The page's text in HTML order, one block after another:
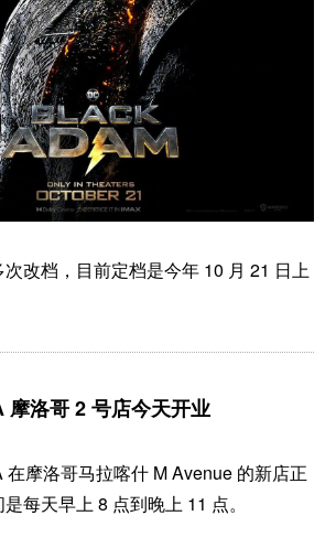
改档，目前定档是今年 10 月 21 日上
摩洛哥 2 号店今天开业
摩洛哥马拉喀什 M Avenue 的新店正
每天早上 8 点到晚上 11 点。